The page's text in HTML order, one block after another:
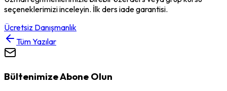
seçeneklerimizi inceleyin. İlk ders iade garantisi.
Ücretsiz Danışmanlık
Tüm Yazılar
Bültenimize Abone Olun